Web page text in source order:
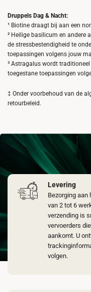
de
Druppels Dag & Nacht:
¹ Biotine draagt bij aan een
² Heilige basilicum en andere
de stressbestendigheid te
toepassingen volgens jouw
³ Astragalus wordt
toegestane toepassingen
‡ Onder voorbehoud van de
retourbeleid.
Levering
Bezorging aan
van 2 tot 6
verzending is
vervoerders
aankomt. U
volgen.